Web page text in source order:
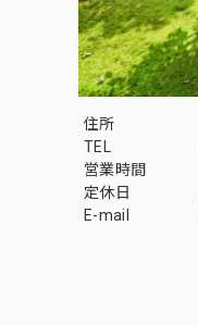
住所
TEL
営業時間
定休日
E-mail